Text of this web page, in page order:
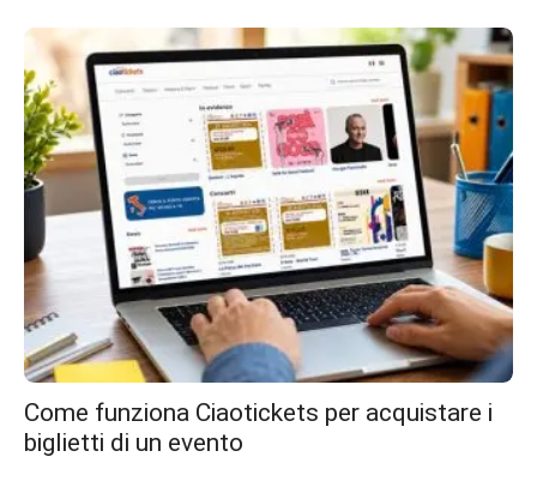
Come funziona Ciaotickets per acquistare i
biglietti di un evento